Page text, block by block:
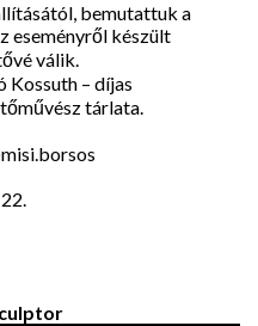
bemutattuk a
eseményről készült
válik.
Kossuth – díjas
tárlata.